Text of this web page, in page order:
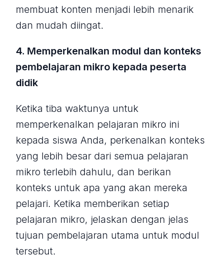
membuat konten menjadi lebih menarik
dan mudah diingat.
4. Memperkenalkan modul dan konteks
pembelajaran mikro kepada peserta
didik
Ketika tiba waktunya untuk
memperkenalkan pelajaran mikro ini
kepada siswa Anda, perkenalkan konteks
yang lebih besar dari semua pelajaran
mikro terlebih dahulu, dan berikan
konteks untuk apa yang akan mereka
pelajari. Ketika memberikan setiap
pelajaran mikro, jelaskan dengan jelas
tujuan pembelajaran utama untuk modul
tersebut.